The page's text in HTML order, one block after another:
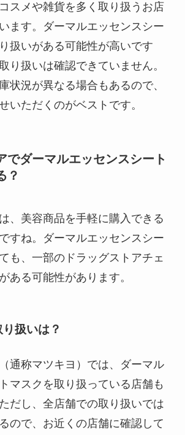
スメや雑貨を多く取り扱うお店
ます。ダーマルエッセンスシー
扱いがある可能性が高いです
り扱いは確認できていません。
状況が異なる場合もあるので、
いただくのがベストです。
でダーマルエッセンスシート
？
、美容商品を手軽に購入できる
すね。ダーマルエッセンスシー
も、一部のドラッグストアチェ
ある可能性があります。
扱いは？
通称マツキヨ）では、ダーマル
マスクを取り扱っている店舗も
だし、全店舗での取り扱いでは
ので、お近くの店舗に確認して